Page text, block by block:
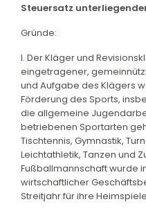
Steuersatz
Gründe:
I. Der Kläger und
eingetragener,
und Aufgabe des Klägers
Förderung des Sports,
die allgemeine
betriebenen Sportarten
Tischtennis, Gymnastik,
Leichtathletik, Tanzen und
Fußballmannschaft wurde
wirtschaftlicher
Streitjahr für ihre